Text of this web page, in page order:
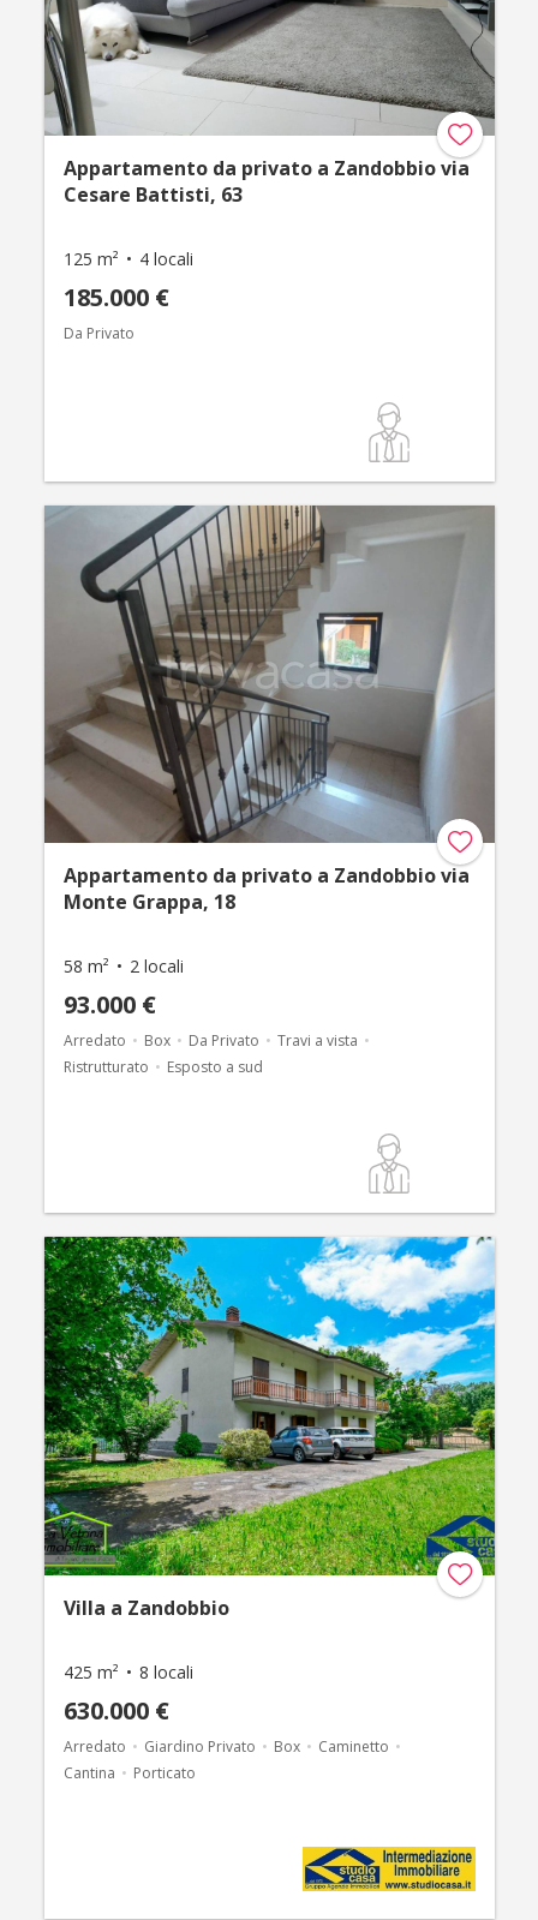
Appartamento da privato a Zandobbio via
Cesare Battisti, 63
125 m² 4 locali
185.000 €
Da Privato
Appartamento da privato a Zandobbio via
Monte Grappa, 18
58 m² 2 locali
93.000 €
Arredato Box Da Privato
Travi a vista
Ristrutturato
Esposto a sud
Villa a Zandobbio
425 m² 8 locali
630.000 €
Arredato Giardino Privato Box
Caminetto
Cantina
Porticato